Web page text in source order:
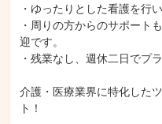
・ゆったりとした看護を行
・周りの方からのサポート
迎です。
・残業なし、週休二日でプ
介護・医療業界に特化した
ト！